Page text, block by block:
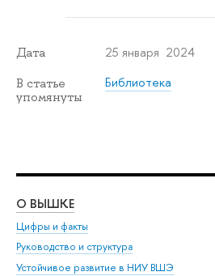
Дата 25 января 2024
В статье
упомянуты
Библиотека
О ВЫШКЕ
Цифры и факты
Руководство и структура
Устойчивое развитие в НИУ ВШЭ